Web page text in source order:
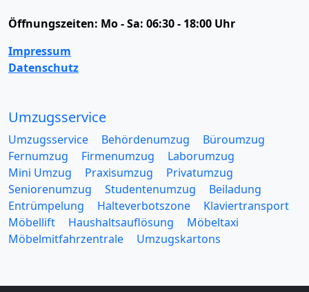
Öffnungszeiten: Mo - Sa: 06:30 - 18:00 Uhr
Impressum
Datenschutz
Umzugsservice
Umzugsservice Behördenumzug
Büroumzug
Fernumzug
Firmenumzug
Laborumzug
Mini Umzug
Praxisumzug
Privatumzug
Seniorenumzug
Studentenumzug
Beiladung
Entrümpelung
Halteverbotszone
Klaviertransport
Möbellift
Haushaltsauflösung
Möbeltaxi
Möbelmitfahrzentrale
Umzugskartons